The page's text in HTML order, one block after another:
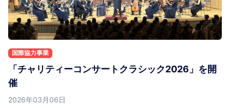
国際協力事業
「チャリティーコンサートクラシック2026」を開
催
2026年03月06日